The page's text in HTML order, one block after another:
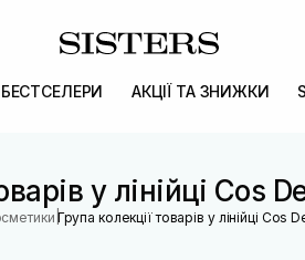
БЕСТСЕЛЕРИ АКЦІЇ ТА ЗНИЖКИ
у лінійці Cos
|Група колекції товарів у лінійці Cos